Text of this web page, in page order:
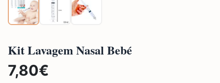
Kit Lavagem Nasal Bebé
7,80€